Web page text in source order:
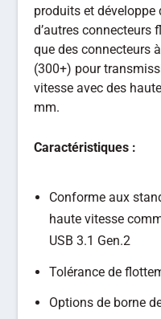
produits et développe
d’autres connecteurs
que des connecteurs
(300+) pour
vitesse avec des
mm.
Caractéristiques :
Conforme aux
haute vitesse
USB 3.1 Gen.2
Tolérance de
Options de borne